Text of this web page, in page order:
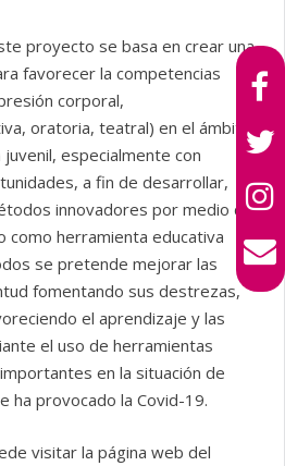
proyecto se basa en crear una
favorecer la competencias
corporal,
oratoria, teatral) en el ámbito
especialmente con
a fin de desarrollar,
innovadores por medio del
como herramienta educativa
se pretende mejorar las
fomentando sus destrezas,
el aprendizaje y las
el uso de herramientas
en la situación de
ha provocado la Covid-19.
visitar la página web del